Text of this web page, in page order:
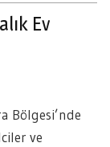
Ev
Bölgesi’nde
ve